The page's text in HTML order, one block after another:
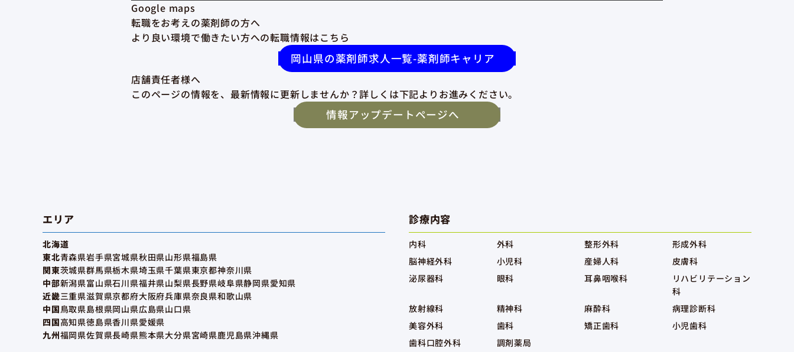
Google maps
転職をお考えの薬剤師の方へ
より良い環境で働きたい方への転職情報はこちら
岡山県の薬剤師求人一覧-薬剤師キャリア
店舗責任者様へ
このページの情報を、最新情報に更新しませんか？詳しくは下記よりお進みください。
情報アップデートページへ
エリア
北海道
東北青森県岩手県宮城県秋田県山形県福島県
関東茨城県群馬県栃木県埼玉県千葉県東京都神奈川県
中部新潟県富山県石川県福井県山梨県長野県岐阜県静岡県愛知県
近畿三重県滋賀県京都府大阪府兵庫県奈良県和歌山県
中国鳥取県島根県岡山県広島県山口県
四国高知県徳島県香川県愛媛県
九州福岡県佐賀県長崎県熊本県大分県宮崎県鹿児島県沖縄県
診療内容
内科 外科 整形外科
形成外科
脳神経外科
小児科 産婦人科
皮膚科
泌尿器科
眼科 耳鼻咽喉科
リハビリテーション
科
放射線科
精神科 麻酔科
病理診断科
美容外科
歯科 矯正歯科
小児歯科
歯科口腔外科
調剤薬局